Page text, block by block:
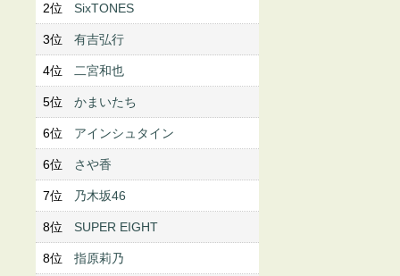
2位 SixTONES
3位 有吉弘行
4位 二宮和也
5位 かまいたち
6位 アインシュタイン
6位 さや香
7位 乃木坂46
8位 SUPER EIGHT
8位 指原莉乃